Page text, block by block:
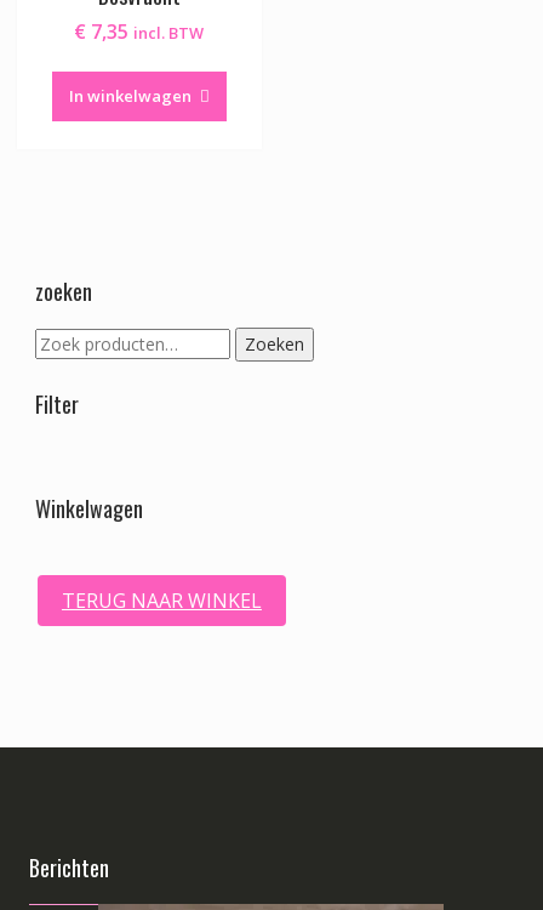
€ 7,35 incl. BTW
In winkelwagen
zoeken
Zoeken
naar:
Zoeken
Filter
Winkelwagen
TERUG NAAR WINKEL
Berichten